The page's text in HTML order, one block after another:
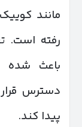
رفته است.
باعث شده
دسترس
پیدا کند.